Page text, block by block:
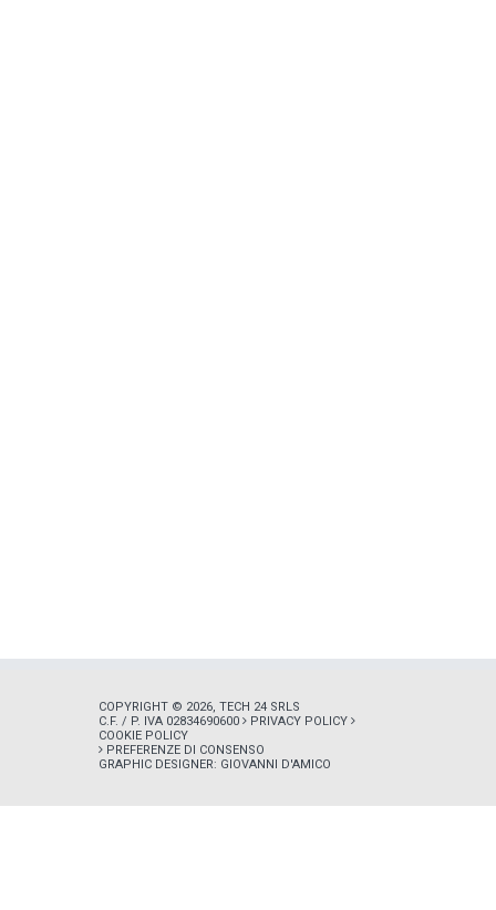
COPYRIGHT © 2026, TECH 24 SRLS
C.F. / P. IVA 02834690600
PRIVACY POLICY
COOKIE POLICY
PREFERENZE DI CONSENSO
GRAPHIC DESIGNER: GIOVANNI D'AMICO